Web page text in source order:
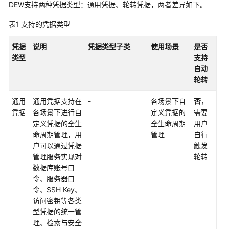
概
建
理
凭
据
版
本
管
理
凭
据
DEW支持两种凭据类型：通用凭据、轮转凭据，两者差异如下。
表1 支持的凭据类型
凭据
类型
说明 凭据类型子类 使用场景
是否
支持
自动
轮转
通用
凭据
通用凭据支持在
各场景下进行自
定义凭据的全生
命周期管理，用
户可以通过凭据
管理服务实现对
数据库账号口
令、服务器口
令、SSH Key、
访问密钥等各类
型凭据的统一管
理、检索与安全
-
各场景下自
定义凭据的
全生命周期
管理
否，
需要
用户
自行
触发
轮转